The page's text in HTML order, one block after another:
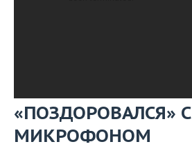
«ПОЗДОРОВАЛСЯ» С
МИКРОФОНОМ